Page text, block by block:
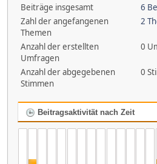
Beiträge insgesamt
6
Zahl der angefangenen
Themen
2
Anzahl der erstellten
Umfragen
0
Anzahl der abgegebenen
Stimmen
0
Beitragsaktivität nach Zeit